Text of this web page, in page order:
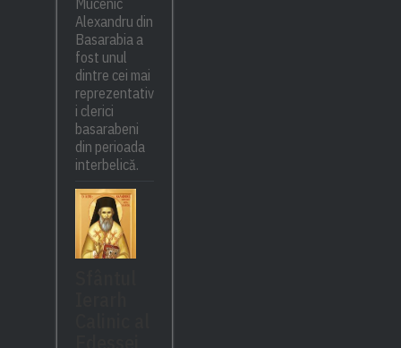
Alexandru din
Basarabia a
fost unul
dintre cei mai
reprezentativ
i clerici
basarabeni
din perioada
interbelică.